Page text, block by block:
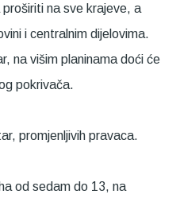
na sve krajeve, a
i centralnim dijelovima.
na višim planinama doći će
pokrivača.
promjenljivih pravaca.
od sedam do 13, na